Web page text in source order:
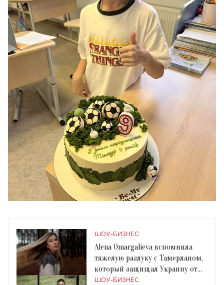
ШОУ-БИЗНЕС
Alena Omargalieva вспомнила
тяжелую разлуку с Тамерланом,
который защищал Украину от
оккупантов
ШОУ-БИЗНЕС